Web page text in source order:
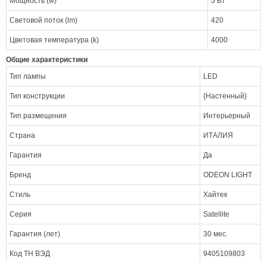
Световой поток (lm) 420
Цветовая температура (k) 4000
Общие характеристики
Тип лампы
LED
Тип конструкции {Настенный}
Тип размещения Интерьерный
Страна ИТАЛИЯ
Гарантия Да
Бренд ODEON LIGHT
Стиль Хайтек
Серия Satellite
Гарантия (лет) 30 мес.
Код ТН ВЭД 9405109803